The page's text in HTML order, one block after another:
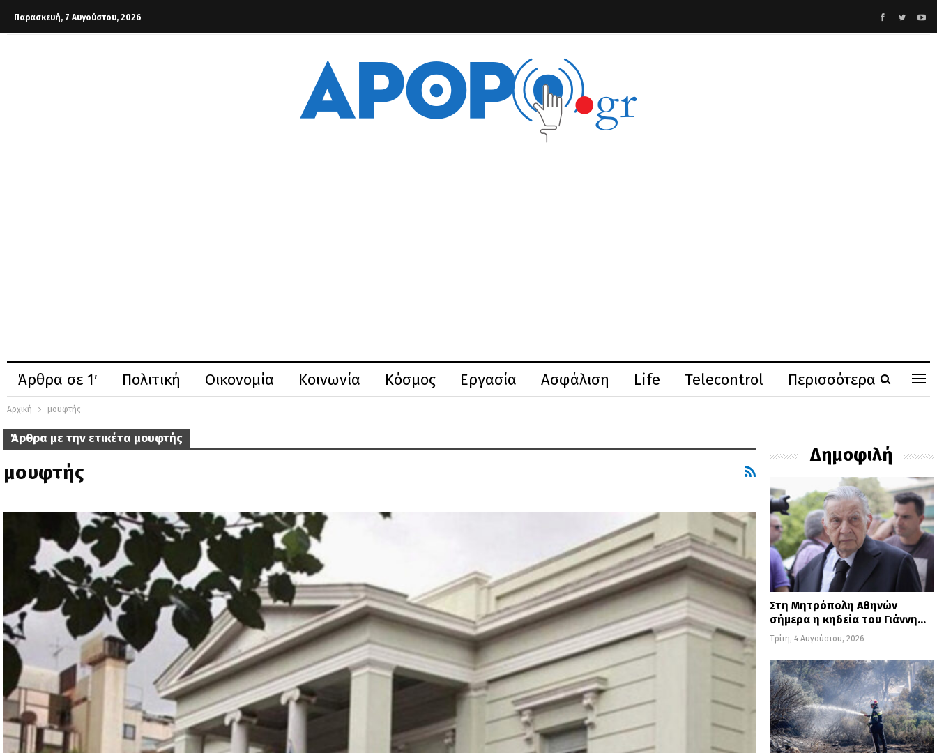
Παρασκευή, 7 Αυγούστου, 2026
Άρθρα σε 1′ Πολιτική Οικονομία Κοινωνία Κόσμος Εργασία Ασφάλιση Life Telecontrol Περισσότερα
Αρχική μουφτής
Άρθρα με την ετικέτα μουφτής
μουφτής
Δημοφιλή
Στη Μητρόπολη Αθηνών
σήμερα η κηδεία του Γιάννη…
Τρίτη, 4 Αυγούστου, 2026